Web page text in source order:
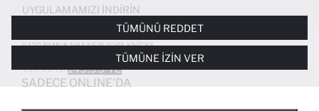
%100 PAMUK NBA NEW YORK KNICKS
499.99 TL 149.99 TL
SADECE ONLINE'DA
UYGULAMAMIZI İNDIRIN
POPÜLER KATEGORILER
ÜÇÜNCÜ TARAF ÇEREZLER ISE SIZE DAHA IYI BIR ALIŞVERIŞ
DENEYIMI SUNULABILMESI, SITEMIZIN DAHA IŞLEVSEL KILINMASI VE
KIŞISELLEŞTIRMESI VE AÇIK RIZA VERMENIZ HALINDE, SIZLERE
YÖNELIK PAZARLAMA FAALIYETLERININ YAPILMASI AMAÇLARIYLA
SINIRLI OLARAK KULLANILACAKTIR. ÇEREZLERE DAIR TERCIHLERINIZI
ÇEREZ TERCIHLERIPANELI ARACILIĞIYLA HER ZAMAN YÖNETEBILIR,
ÇEREZLERLE ILGILI DAHA DETAYLI BILGIYE
TÜMÜNÜ REDDET
TÜMÜNE İZIN VER